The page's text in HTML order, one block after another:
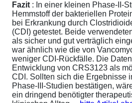
Fazit : In einer kleinen Phase-II-
Hemmstoff der bakteriellen
bei Erkrankung durch
(CDI) getestet. Beide
als sicher und gut verträglich
war ähnlich wie die von
weniger CDI-Rückfälle. Die
Entwicklung von CRS3123 als
CDI. Sollten sich die Ergebnisse
Phase-III-Studien bestätigen,
ein dringend benötigter